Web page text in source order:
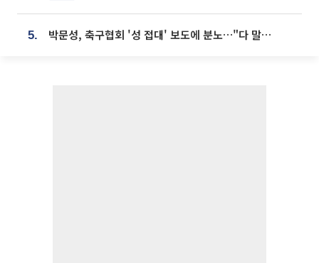
5. 박문성, 축구협회 '성 접대' 보도에 분노…"다 말아먹으려고 작정했나"